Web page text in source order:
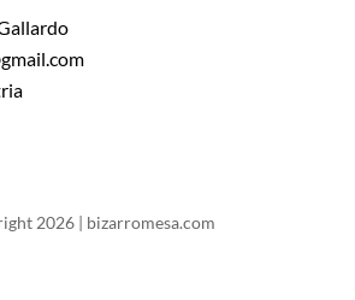
2026 | bizarromesa.com